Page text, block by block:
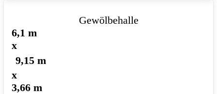
Gewölbehalle
6,1 m
x
9,15 m
x
3,66 m